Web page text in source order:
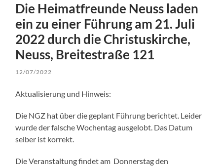
Die Heimatfreunde Neuss laden
ein zu einer Führung am 21. Juli
2022 durch die Christuskirche,
Neuss, Breitestraße 121
12/07/2022
Aktualisierung und Hinweis:
Die NGZ hat über die geplant Führung berichtet. Leider
wurde der falsche Wochentag ausgelobt. Das Datum
selber ist korrekt.
Die Veranstaltung findet am Donnerstag den